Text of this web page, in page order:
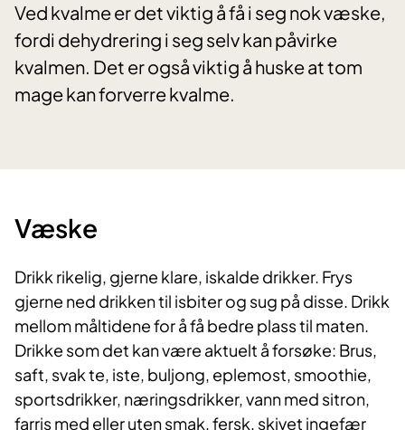
Ved kvalme er det viktig å få i seg nok væske,
fordi dehydrering i seg selv kan påvirke
kvalmen. Det er også viktig å huske at tom
mage kan forverre kvalme.
​Væske
Drikk rikelig, gjerne klare, iskalde drikker. Frys
gjerne ned drikken til isbiter og sug på disse. Drikk
mellom måltidene for å få bedre plass til maten.
Drikke som det kan være aktuelt å forsøke: Brus,
saft, svak te, iste, buljong, eplemost, smoothie,
sportsdrikker, næringsdrikker, vann med sitron,
farris med eller uten smak, fersk, skivet ingefær